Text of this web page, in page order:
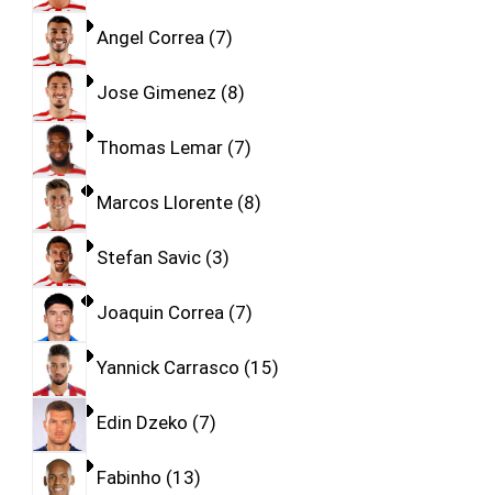
Angel Correa 7
Jose Gimenez 8
Thomas Lemar 7
Marcos Llorente 8
Stefan Savic 3
Joaquin Correa 7
Yannick Carrasco 15
Edin Dzeko 7
Fabinho 13